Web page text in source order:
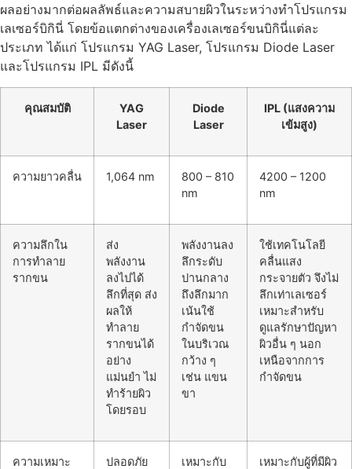
ผลอย่างมากต่อผลลัพธ์และความสบายผิวในระหว่างทำโปรแกรม
เลเซอร์บิกินี่ โดยข้อแตกต่างของเครื่องเลเซอร์ขนบิกินี่แต่ละ
ประเภท ได้แก่ โปรแกรม YAG Laser, โปรแกรม Diode Laser
และโปรแกรม IPL มีดังนี้
คุณสมบัติ
YAG
Laser
Diode
Laser
IPL (แสงความ
เข้มสูง)
ความยาวคลื่น 1,064 nm
800 – 810
nm
4200 – 1200
nm
ความลึกใน
การทำลาย
รากขน
ส่ง
พลังงาน
ลงไปได้
ลึกที่สุด ส่ง
ผลให้
ทำลาย
รากขนได้
อย่าง
แม่นยำ ไม่
ทำร้ายผิว
โดยรอบ
พลังงานลง
ลึกระดับ
ปานกลาง
ถึงลึกมาก
เน้นใช้
กำจัดขน
ในบริเวณ
กว้าง ๆ
เช่น แขน
ขา
ใช้เทคโนโลยี
คลื่นแสง
กระจายตัว จึงไม่
ลึกเท่าเลเซอร์
เหมาะสำหรับ
ดูแลรักษาปัญหา
ผิวอื่น ๆ นอก
เหนือจากการ
กำจัดขน
ความเหมาะ
ปลอดภัย
เหมาะกับ
เหมาะกับผู้ที่มีผิว